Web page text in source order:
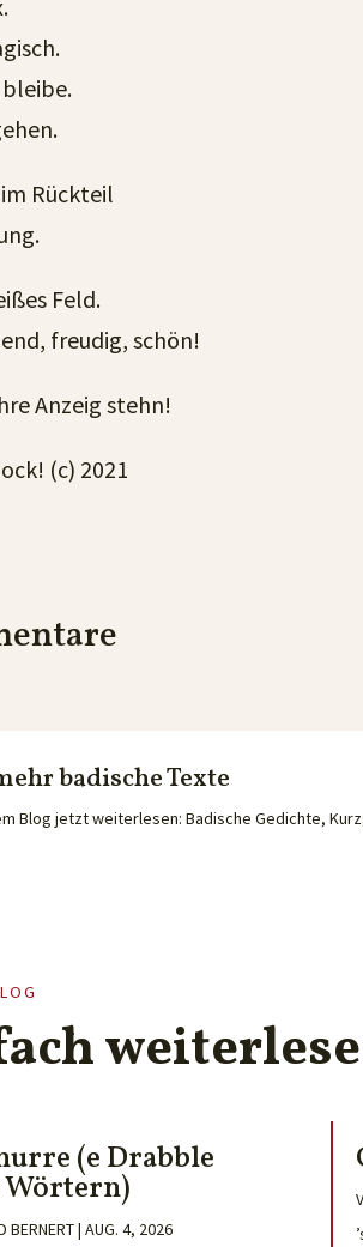
Rückteil
Feld.
freudig, schön!
Anzeig stehn!
(c) 2021
badische Texte
Blog jetzt weiterlesen: Badische Gedichte,
(e Drabble
Wörtern)
BERNERT|AUG. 4, 2026